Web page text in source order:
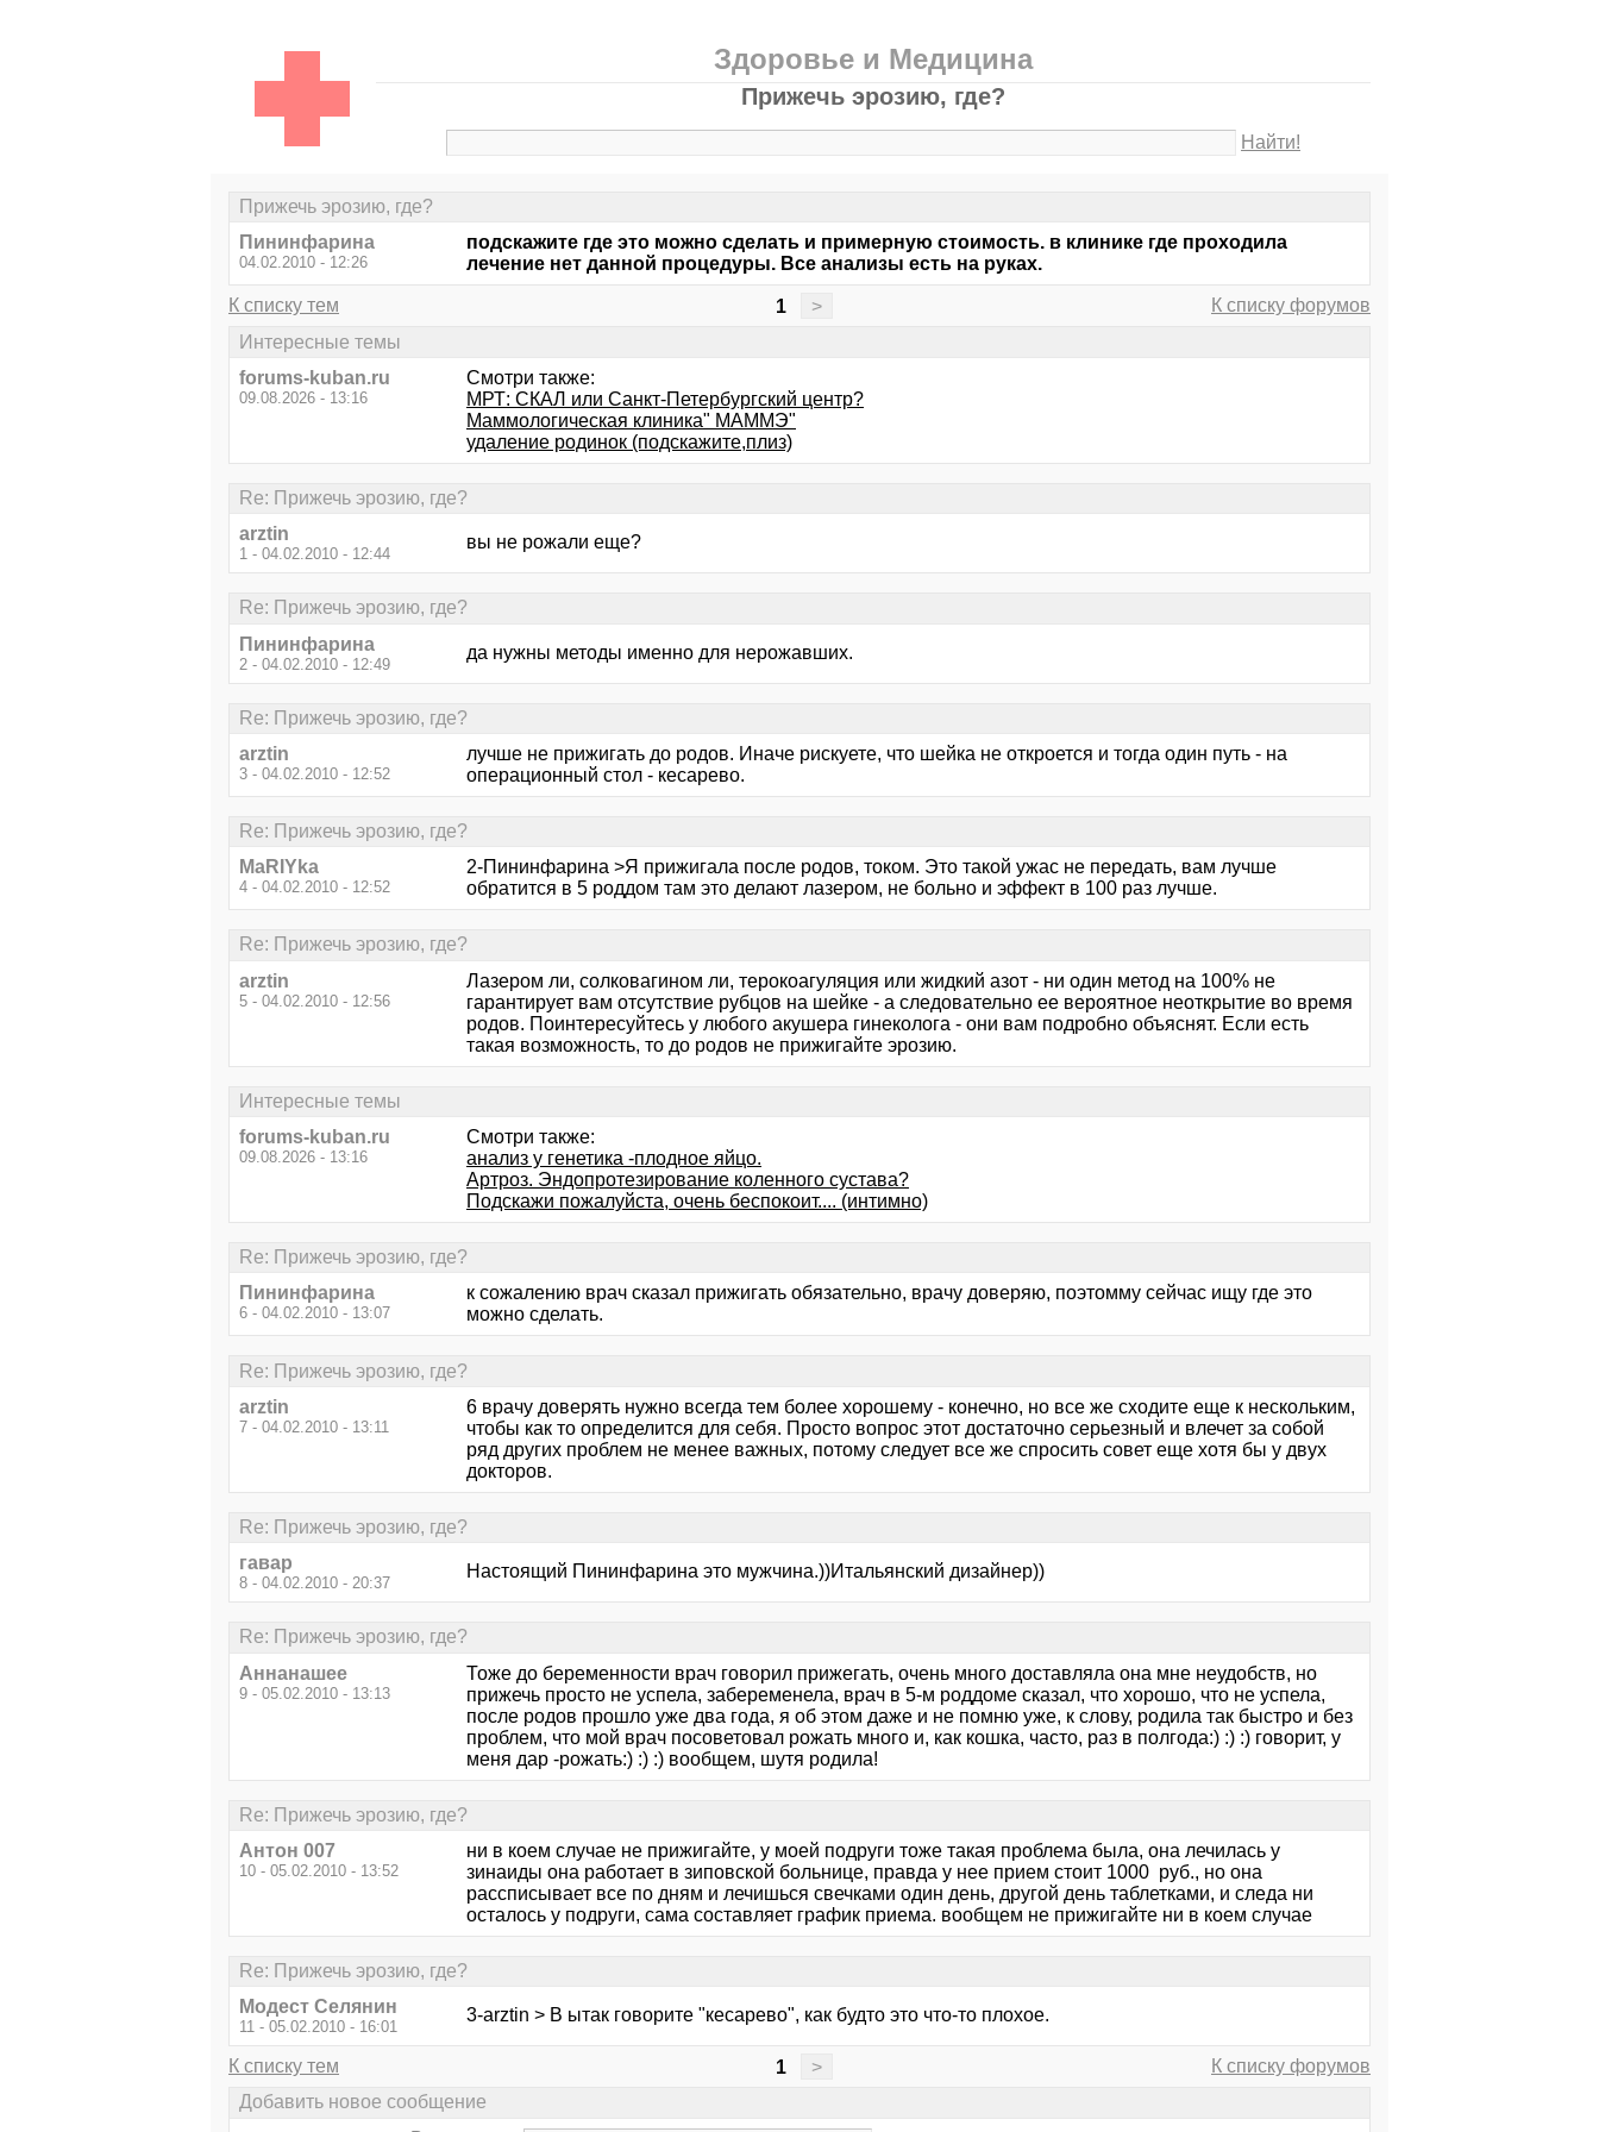
Здоровье и Медицина
Прижечь эрозию, где?
Найти!
Прижечь эрозию, где?
Пининфарина
04.02.2010 - 12:26
подскажите где это можно сделать и примерную стоимость. в клинике где проходила
лечение нет данной процедуры. Все анализы есть на руках.
К списку тем 1 >
К списку форумов
Интересные темы
forums-kuban.ru
09.08.2026 - 13:16
Смотри также:
МРТ: СКАЛ или Санкт-Петербургский центр?
Маммологическая клиника" МАММЭ"
удаление родинок (подскажите,плиз)
Re: Прижечь эрозию, где?
arztin
1 - 04.02.2010 - 12:44
вы не рожали еще?
Re: Прижечь эрозию, где?
Пининфарина
2 - 04.02.2010 - 12:49
да нужны методы именно для нерожавших.
Re: Прижечь эрозию, где?
arztin
3 - 04.02.2010 - 12:52
лучше не прижигать до родов. Иначе рискуете, что шейка не откроется и тогда один путь - на
операционный стол - кесарево.
Re: Прижечь эрозию, где?
MaRIYka
4 - 04.02.2010 - 12:52
2-Пининфарина >Я прижигала после родов, током. Это такой ужас не передать, вам лучше
обратится в 5 роддом там это делают лазером, не больно и эффект в 100 раз лучше.
Re: Прижечь эрозию, где?
arztin
5 - 04.02.2010 - 12:56
Лазером ли, солковагином ли, терокоагуляция или жидкий азот - ни один метод на 100% не
гарантирует вам отсутствие рубцов на шейке - а следовательно ее вероятное неоткрытие во время
родов. Поинтересуйтесь у любого акушера гинеколога - они вам подробно объяснят. Если есть
такая возможность, то до родов не прижигайте эрозию.
Интересные темы
forums-kuban.ru
09.08.2026 - 13:16
Смотри также:
анализ у генетика -плодное яйцо.
Артроз. Эндопротезирование коленного сустава?
Подскажи пожалуйста, очень беспокоит.... (интимно)
Re: Прижечь эрозию, где?
Пининфарина
6 - 04.02.2010 - 13:07
к сожалению врач сказал прижигать обязательно, врачу доверяю, поэтомму сейчас ищу где это
можно сделать.
Re: Прижечь эрозию, где?
arztin
7 - 04.02.2010 - 13:11
6 врачу доверять нужно всегда тем более хорошему - конечно, но все же сходите еще к нескольким,
чтобы как то определится для себя. Просто вопрос этот достаточно серьезный и влечет за собой
ряд других проблем не менее важных, потому следует все же спросить совет еще хотя бы у двух
докторов.
Re: Прижечь эрозию, где?
гавар
8 - 04.02.2010 - 20:37
Настоящий Пининфарина это мужчина.))Итальянский дизайнер))
Re: Прижечь эрозию, где?
Аннанашее
9 - 05.02.2010 - 13:13
Тоже до беременности врач говорил прижегать, очень много доставляла она мне неудобств, но
прижечь просто не успела, забеременела, врач в 5-м роддоме сказал, что хорошо, что не успела,
после родов прошло уже два года, я об этом даже и не помню уже, к слову, родила так быстро и без
проблем, что мой врач посоветовал рожать много и, как кошка, часто, раз в полгода:) :) :) говорит, у
меня дар -рожать:) :) :) вообщем, шутя родила!
Re: Прижечь эрозию, где?
Антон 007
10 - 05.02.2010 - 13:52
ни в коем случае не прижигайте, у моей подруги тоже такая проблема была, она лечилась у
зинаиды она работает в зиповской больнице, правда у нее прием стоит 1000 руб., но она
рассписывает все по дням и лечишься свечками один день, другой день таблетками, и следа ни
осталось у подруги, сама составляет график приема. вообщем не прижигайте ни в коем случае
Re: Прижечь эрозию, где?
Модест Селянин
11 - 05.02.2010 - 16:01
3-arztin > В ытак говорите "кесарево", как будто это что-то плохое.
К списку тем 1 >
К списку форумов
Добавить новое сообщение